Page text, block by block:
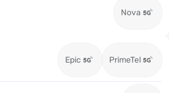
Nova
Epic PrimeTel